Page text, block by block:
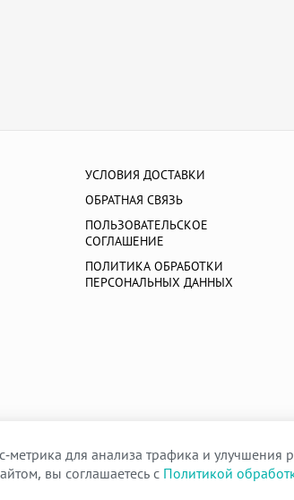
УСЛОВИЯ ДОСТАВКИ
ОБРАТНАЯ СВЯЗЬ
ПОЛЬЗОВАТЕЛЬСКОЕ
СОГЛАШЕНИЕ
ПОЛИТИКА ОБРАБОТКИ
ПЕРСОНАЛЬНЫХ ДАННЫХ
для анализа трафика и улучшения
вы соглашаетесь с Политикой